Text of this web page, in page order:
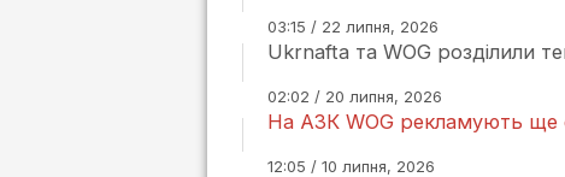
03:15 / 22 липня, 2026
Ukrnafta та WOG розділили
02:02 / 20 липня, 2026
На АЗК WOG рекламують ще
12:05 / 10 липня, 2026